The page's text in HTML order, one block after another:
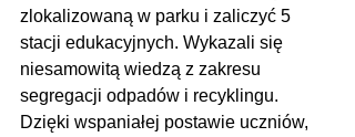
zlokalizowaną w parku i zaliczyć 5
stacji edukacyjnych. Wykazali się
niesamowitą wiedzą z zakresu
segregacji odpadów i recyklingu.
Dzięki wspaniałej postawie uczniów,